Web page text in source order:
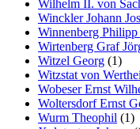
Wilhelm II. von
Winckler Johann
Winnenberg Philipp
Wirtenberg Graf
Witzel Georg (1)
Witzstat von
Wobeser Ernst
Woltersdorf Ernst
Wurm Theophil (1)